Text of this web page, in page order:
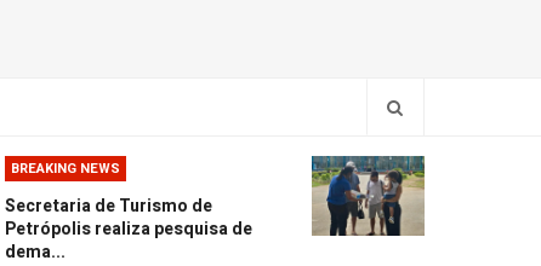
BREAKING NEWS
Secretaria de Turismo de
Petrópolis realiza pesquisa de
dema...